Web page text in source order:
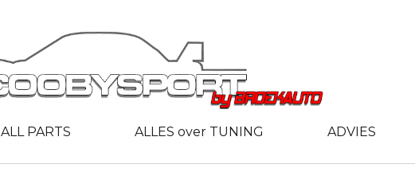
ALL PARTS ALLES over TUNING ADVIES